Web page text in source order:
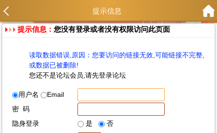
提示信息
提示信息：您没有登录或者没有权限访问此页面
读取数据错误,原因：您要访问的链接无效,可能链接不完整,
或数据已被删除!
您还不是论坛会员,请先登录论坛
用户名
Email
密 码
隐身登录
是
否